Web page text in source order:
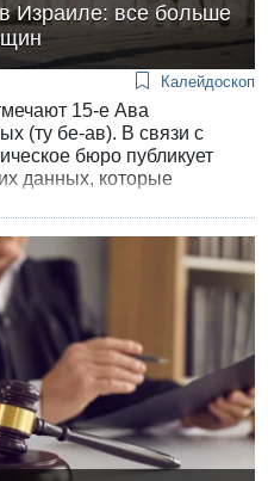
Израиле: все больше
Калейдоскоп
15-е Ава
(ту бе-ав). В связи с
бюро публикует
данных, которые